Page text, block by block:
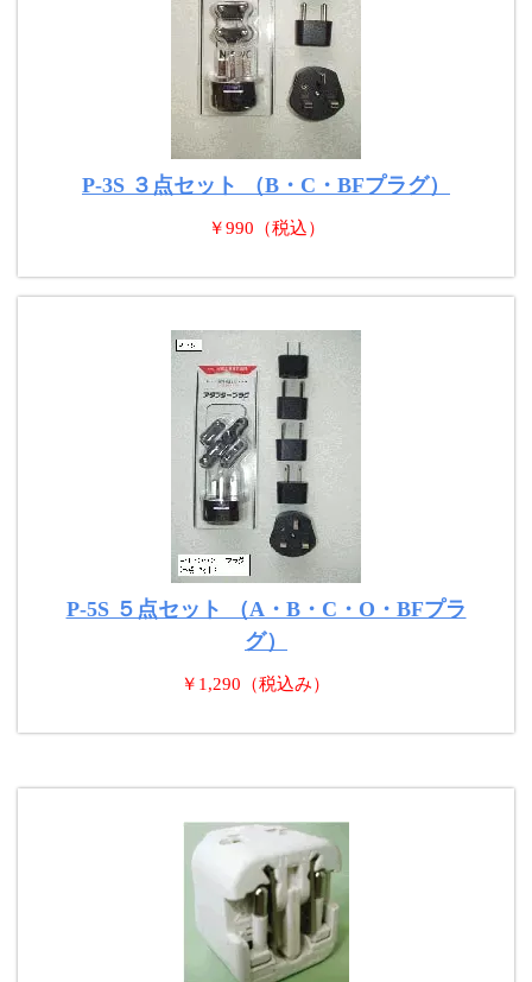
P-3S ３点セット （B・C・BFプラグ）
￥990（税込）
P-5S ５点セット （A・B・C・O・BFプラ
グ）
￥1,290（税込み）